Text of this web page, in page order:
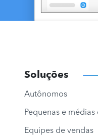
Soluções
Autônomos
Pequenas e médias
Equipes de vendas